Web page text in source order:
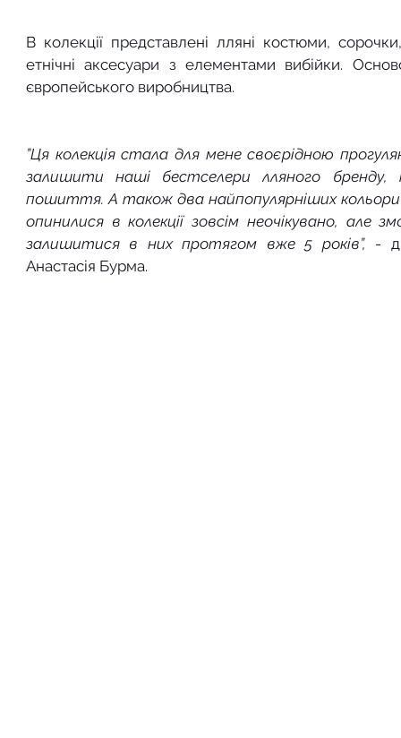
В колекції представлені лляні костюми,
етнічні аксесуари з елементами вибійки.
європейського виробництва.
”Ця колекція стала для мене своєрідною
залишити наші бестселери лляного
пошиття. А також два найпопулярніших
опинилися в колекції зовсім неочікувано, але
залишитися в них протягом вже 5 років”, -
Анастасія Бурма.